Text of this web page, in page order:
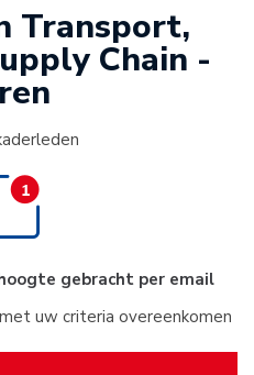
Transport,
Chain -
gebracht per email
uw criteria overeenkomen